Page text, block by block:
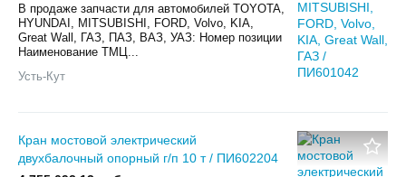
В продаже запчасти для автомобилей TOYOTA,
HYUNDAI, MITSUBISHI, FORD, Volvo, KIA,
Great Wall, ГАЗ, ПАЗ, ВАЗ, УАЗ: Номер позиции
Наименование ТМЦ...
Усть-Кут
Кран мостовой электрический
двухбалочный опорный г/п 10 т / ПИ602204